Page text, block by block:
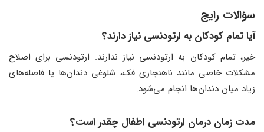
سؤالات رایج
آیا تمام کودکان به ارتودنسی نیاز دارند؟
خیر، تمام کودکان به ارتودنسی نیاز ندارند. ارتودنسی برای اصلاح
مشکلات خاصی مانند ناهنجاری فک، شلوغی دندان‌ها یا فاصله‌های
زیاد میان دندان‌ها انجام می‌شود.
مدت زمان درمان ارتودنسی اطفال چقدر است؟